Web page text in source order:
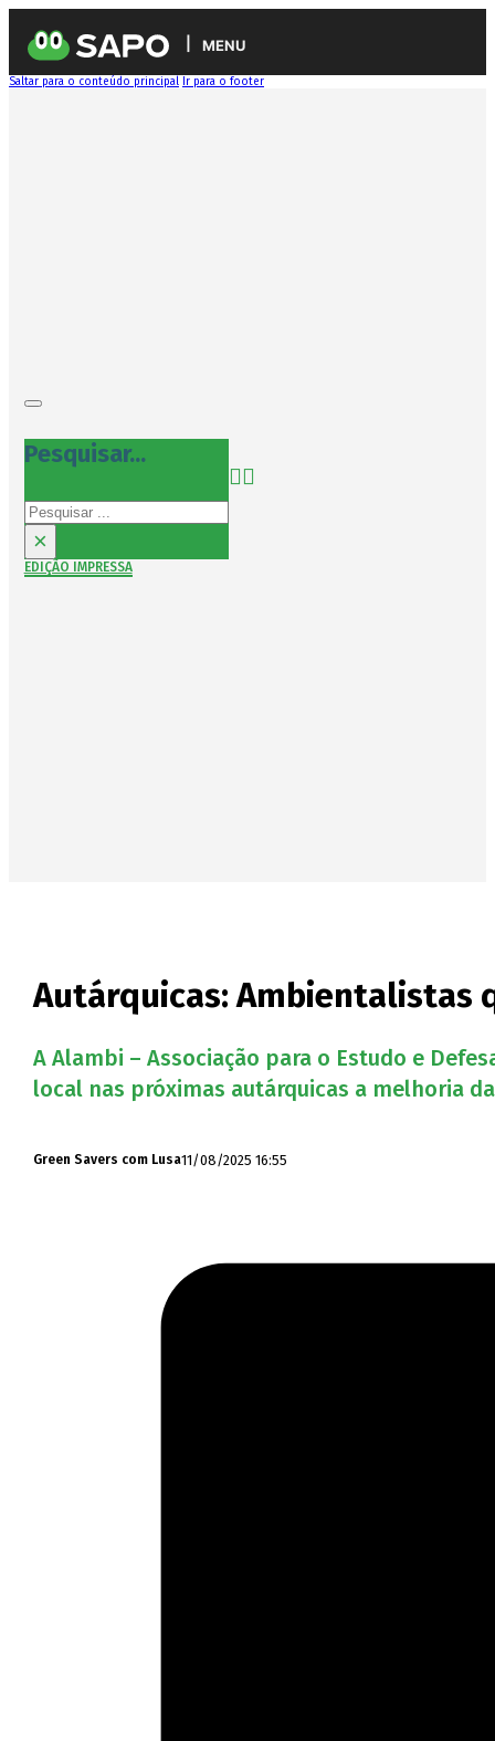
MENU
Saltar para o conteúdo principal Ir para o footer
Pesquisar...
Pesquisar
×
EDIÇÃO IMPRESSA
Autárquicas: Ambientalistas
A Alambi – Associação para o Estudo e
local nas próximas autárquicas a melhoria
Green Savers com Lusa11/08/2025 16:55